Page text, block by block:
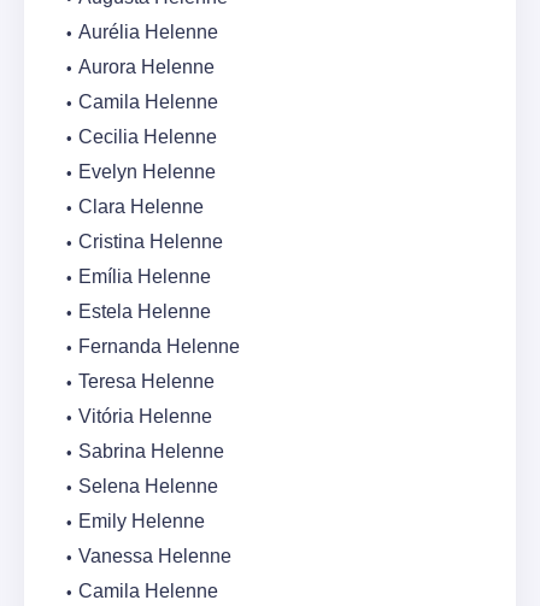
Aurélia Helenne
Aurora Helenne
Camila Helenne
Cecilia Helenne
Evelyn Helenne
Clara Helenne
Cristina Helenne
Emília Helenne
Estela Helenne
Fernanda Helenne
Teresa Helenne
Vitória Helenne
Sabrina Helenne
Selena Helenne
Emily Helenne
Vanessa Helenne
Camila Helenne